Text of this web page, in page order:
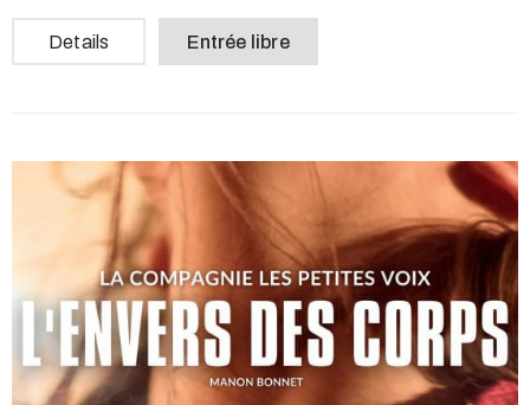
Details Entrée libre